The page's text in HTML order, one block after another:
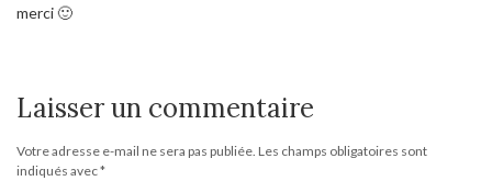
merci 🙂
Laisser un commentaire
Votre adresse e-mail ne sera pas publiée. Les champs obligatoires sont
indiqués avec*